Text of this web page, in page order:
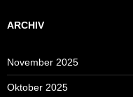
ARCHIV
November 2025
Oktober 2025